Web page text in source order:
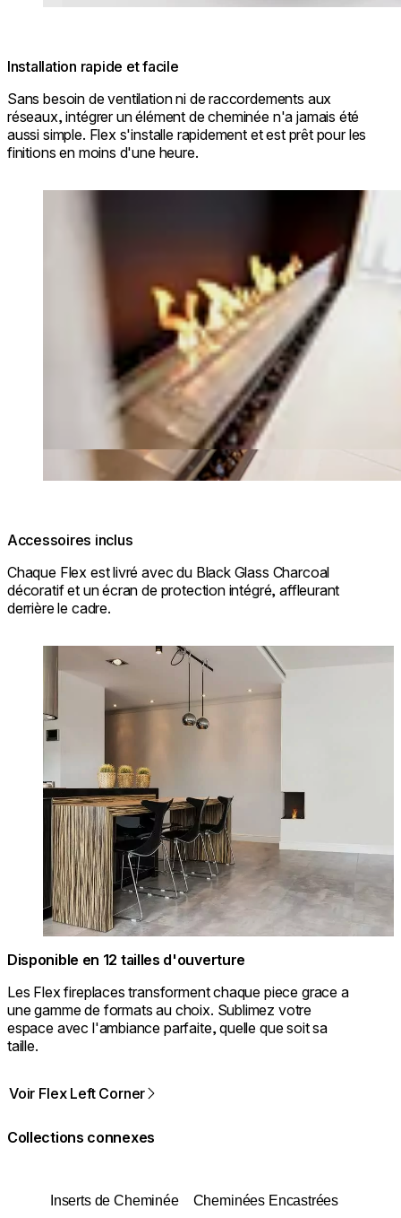
Installation rapide et facile
Sans besoin de ventilation ni de raccordements aux
réseaux, intégrer un élément de cheminée n'a jamais été
aussi simple. Flex s'installe rapidement et est prêt pour les
finitions en moins d'une heure.
Accessoires inclus
Chaque Flex est livré avec du Black Glass Charcoal
décoratif et un écran de protection intégré, affleurant
derrière le cadre.
Loading image...
Disponible en 12 tailles d'ouverture
Les Flex fireplaces transforment chaque piece grace a
une gamme de formats au choix. Sublimez votre
espace avec l'ambiance parfaite, quelle que soit sa
taille.
Voir Flex Left Corner
Collections connexes
Inserts de Cheminée Cheminées Encastrées